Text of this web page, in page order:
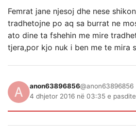
Femrat jane njesoj dhe nese
tradhetojne po aq sa burrat ne
ato dine ta fshehin me mire
tjera,por kjo nuk i ben me te mira
anon63896856@anon63896856
4 dhjetor 2016 në 03:35 e